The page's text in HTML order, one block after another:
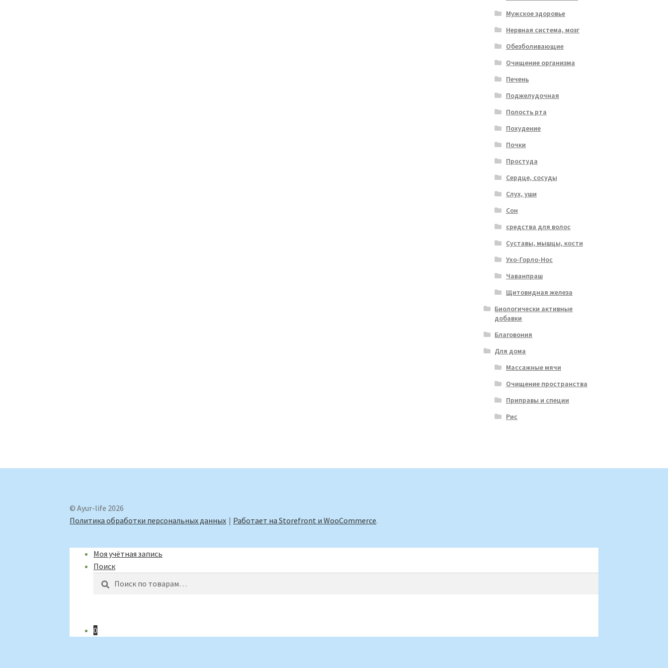
Мужское здоровье
Нервная система, мозг
Обезболивающие
Очищение организма
Печень
Поджелудочная
Полость рта
Похудение
Почки
Простуда
Сердце, сосуды
Слух, уши
Сон
средства для волос
Суставы, мышцы, кости
Ухо-Горло-Нос
Чаванпраш
Щитовидная железа
Биологически активные
добавки
Благовония
Для дома
Массажные мячи
Очищение пространства
Приправы и специи
Рис
© Ayur-life 2026
Политика обработки персональных данных
Работает на Storefront и WooCommerce.
Моя учётная запись
Поиск
0